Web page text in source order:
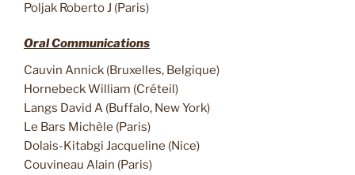
Poljak Roberto J (Paris)
Oral Communications
Cauvin Annick (Bruxelles, Belgique)
Hornebeck William (Créteil)
Langs David A (Buffalo, New York)
Le Bars Michèle (Paris)
Dolais-Kitabgi Jacqueline (Nice)
Couvineau Alain (Paris)